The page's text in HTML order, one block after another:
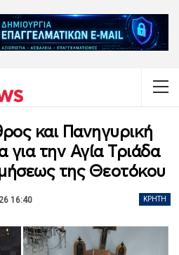
και Πανηγυρική
για την Αγία Τριάδα
της Θεοτόκου
ΚΡΉΤΗ
16:40